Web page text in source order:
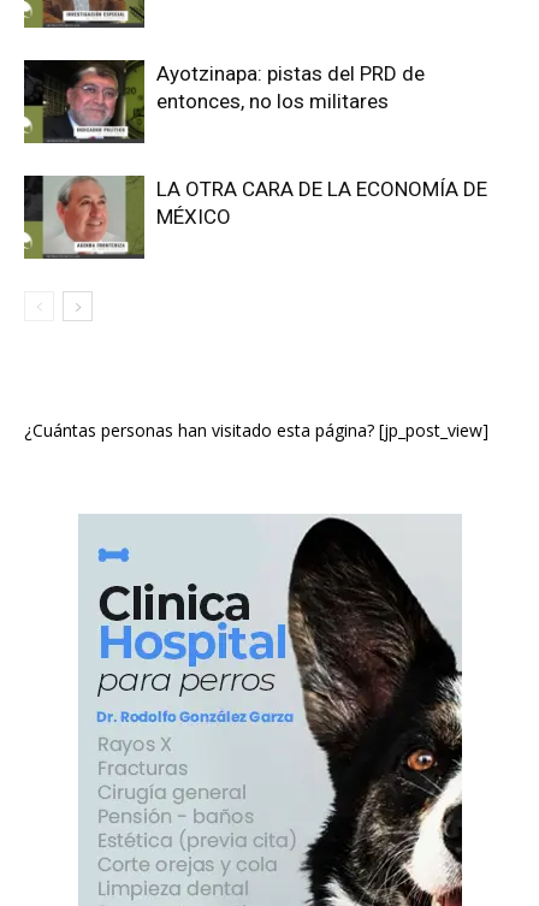
Ayotzinapa: pistas del PRD de
entonces, no los militares
LA OTRA CARA DE LA ECONOMÍA DE
MÉXICO
¿Cuántas personas han visitado esta página? [jp_post_view]